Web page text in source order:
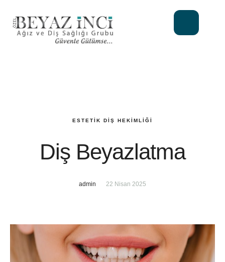
ESTETIK DIŞ HEKIMLIĞI
Diş Beyazlatma
admin 22 Nisan 2025